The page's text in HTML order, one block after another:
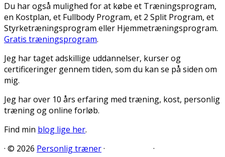
Du har også mulighed for at købe et Træningsprogram,
en Kostplan, et Fullbody Program, et 2 Split Program, et
Styrketræningsprogram eller Hjemmetræningsprogram.
Gratis træningsprogram.
Jeg har taget adskillige uddannelser, kurser og
certificeringer gennem tiden, som du kan se på siden om
mig.
Jeg har over 10 års erfaring med træning, kost, personlig
træning og online forløb.
Find min blog lige her.
· © 2026 Personlig træner·
·